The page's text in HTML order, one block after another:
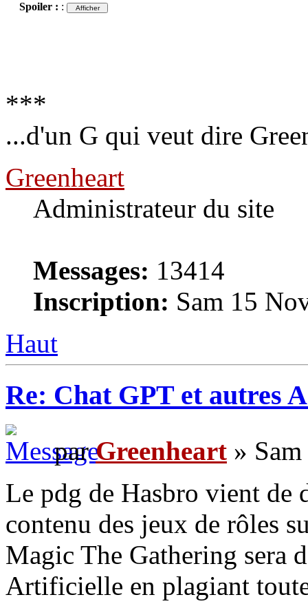
Spoiler : :
***
...d'un G qui veut dire
Greenheart
Administrateur du site
Messages: 13414
Inscription: Sam 15
Haut
Re: Chat GPT et autres
parGreenheart »
Le pdg de Hasbro vient de
contenu des jeux de rôles
Magic The Gathering sera
Artificielle en plagiant